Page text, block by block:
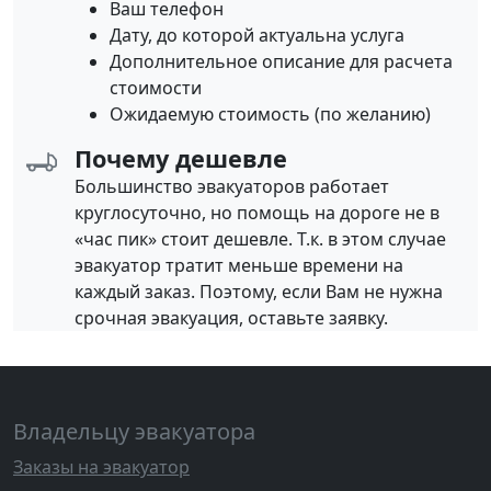
Ваш телефон
Дату, до которой актуальна услуга
Дополнительное описание для расчета
стоимости
Ожидаемую стоимость (по желанию)
Почему дешевле
Большинство эвакуаторов работает
круглосуточно, но помощь на дороге не в
«час пик» стоит дешевле. Т.к. в этом случае
эвакуатор тратит меньше времени на
каждый заказ. Поэтому, если Вам не нужна
срочная эвакуация, оставьте заявку.
Владельцу эвакуатора
Заказы на эвакуатор